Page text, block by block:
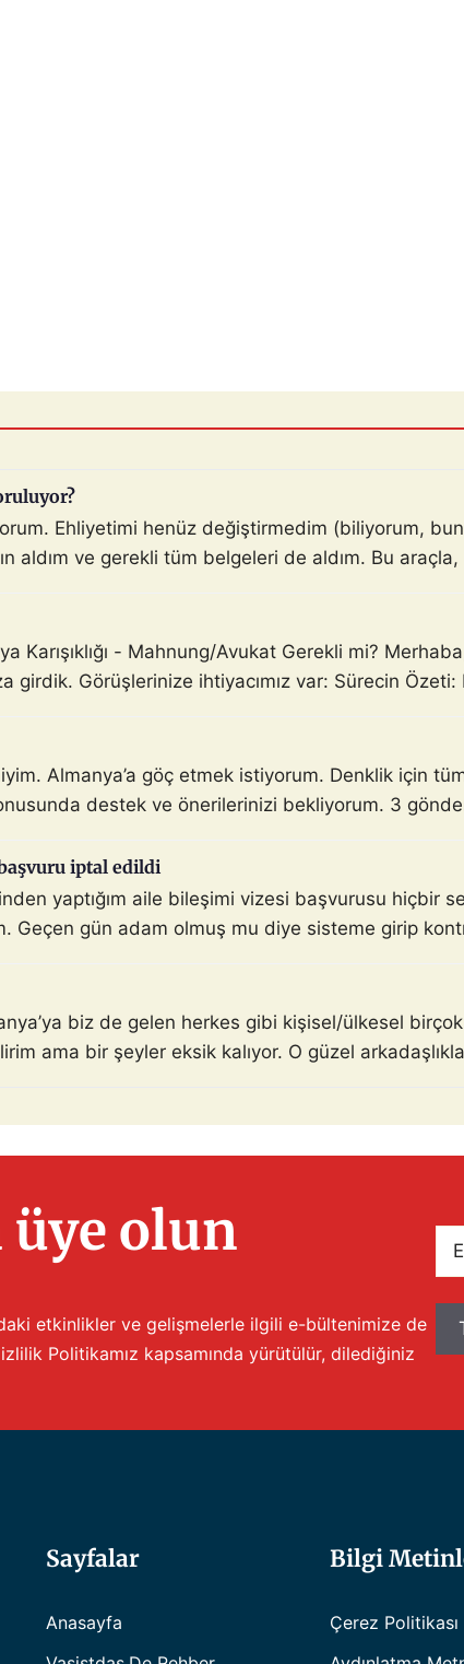
Ehliyetimi henüz değiştirmedim (biliyorum,
aldım ve gerekli tüm belgeleri de aldım. Bu
Karışıklığı - Mahnung/Avukat Gerekli mi?
girdik. Görüşlerinize ihtiyacımız var: Sürecin
Almanya’a göç etmek istiyorum. Denklik için
destek ve önerilerinizi bekliyorum. 3 gönderi
iptal edildi
yaptığım aile bileşimi vizesi başvurusu hiçbir
Geçen gün adam olmuş mu diye sisteme girip
biz de gelen herkes gibi kişisel/ülkesel
ama bir şeyler eksik kalıyor. O güzel
olun
etkinlikler ve gelişmelerle ilgili e-bültenimize de
Politikamız kapsamında yürütülür, dilediğiniz
Sayfalar
Anasayfa
Bilgi
Çerez Politikası